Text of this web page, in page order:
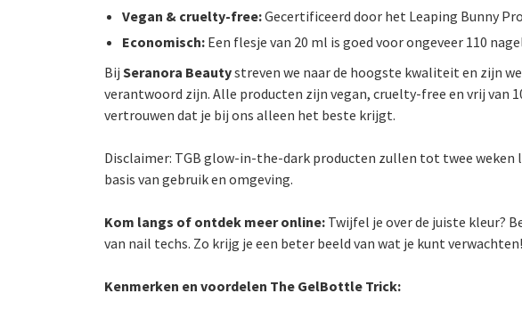
Vegan & cruelty-free:Gecertificeerd door het Leaping Bunny
Economisch: Een flesje van 20 ml is goed voor ongeveer 110
Bij Seranora Beautystreven we naar de hoogste kwaliteit en zijn
verantwoord zijn. Alle producten zijn vegan, cruelty-free en vrij van
vertrouwen dat je bij ons alleen het beste krijgt.
Disclaimer: TGB glow-in-the-dark producten zullen tot twee weken
basis van gebruik en omgeving.
Kom langs of ontdek meer online: Twijfel je over de juiste kleur?
van nail techs. Zo krijg je een beter beeld van wat je kunt verwachten!
Kenmerken en voordelen The GelBottle Trick: